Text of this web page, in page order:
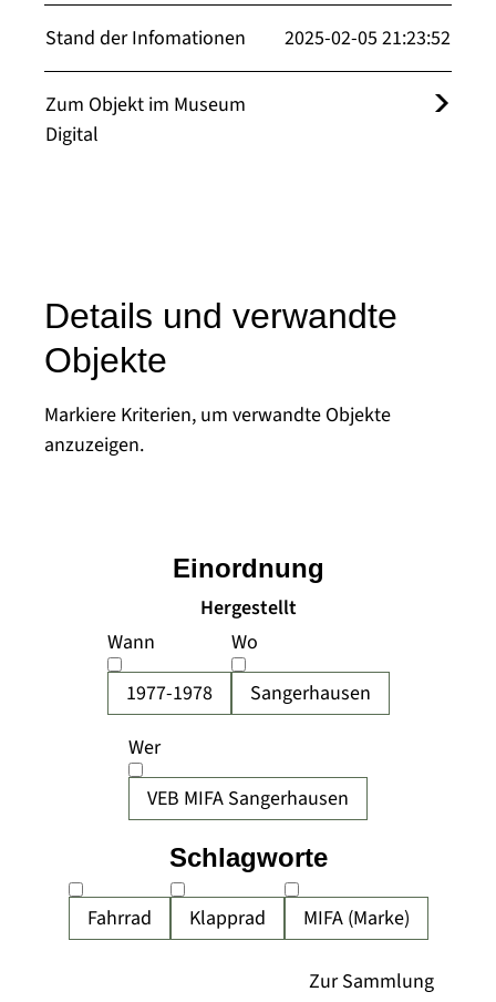
Stand der Infomationen 2025-02-05 21:23:52
Zum Objekt im Museum
Digital
Details und verwandte
Objekte
Markiere Kriterien, um verwandte Objekte
anzuzeigen.
Hergestellt
Wann
1977-1978
Wo
Sangerhausen
Wer
VEB MIFA Sangerhausen
Fahrrad Klapprad MIFA (Marke)
Einordnung
Schlagworte